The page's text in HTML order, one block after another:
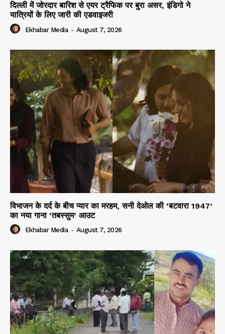
दिल्ली में जोरदार बारिश से एयर ट्रैफिक पर बुरा असर, इंडिगो ने
यात्रियों के लिए जारी की एडवाइजरी
Ekhabar Media - August 7, 2026
विभाजन के दर्द के बीच प्यार का मरहम, सनी देओल की ‘बटवारा 1947’
का नया गाना ‘तबस्सुम’ आउट
Ekhabar Media - August 7, 2026